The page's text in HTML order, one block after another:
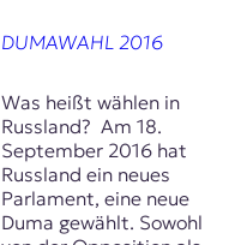
DUMAWAHL 2016
Was heißt wählen in
Russland? Am 18.
September 2016 hat
Russland ein neues
Parlament, eine neue
Duma gewählt. Sowohl